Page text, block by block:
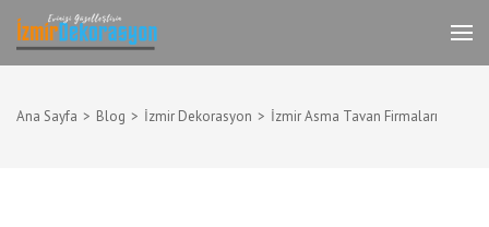
atla
basın)
İzmir Tadilat Dekorasyon
İzmir Dekorasyon Komple Ev,Daire,İşyeri
Dekorasyonu
Ana Sayfa > Blog > İzmir Dekorasyon > İzmir Asma Tavan Firmaları